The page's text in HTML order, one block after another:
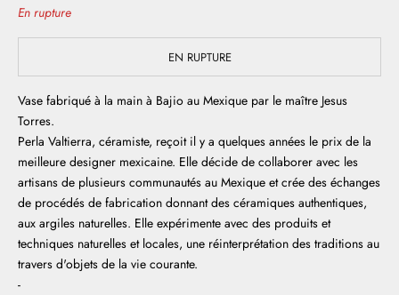
En rupture
EN RUPTURE
Vase fabriqué à la main à Bajio au Mexique par le maître Jesus
Torres.
Perla Valtierra, céramiste, reçoit il y a quelques années le prix de la
meilleure designer mexicaine. Elle décide de collaborer avec les
artisans de plusieurs communautés au Mexique et crée des échanges
de procédés de fabrication donnant des céramiques authentiques,
aux argiles naturelles. Elle expérimente avec des produits et
techniques naturelles et locales, une réinterprétation des traditions au
travers d'objets de la vie courante.
-